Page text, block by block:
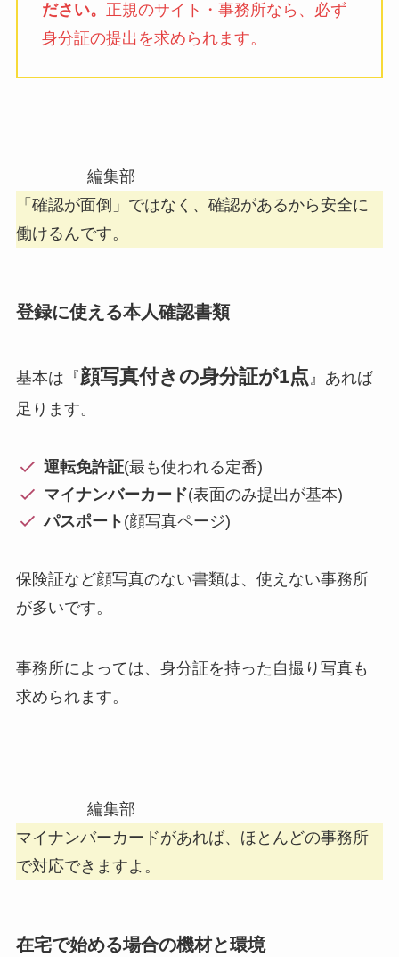
ださい。 正規のサイト・事務所なら、必ず
身分証の提出を求められます。
編集部
「確認が面倒」ではなく、確認があるから安全に
働けるんです。
登録に使える本人確認書類
基本は『顔写真付きの身分証が1点』あれば
足ります。
運転免許証(最も使われる定番)
マイナンバーカード(表面のみ提出が基本)
パスポート (顔写真ページ)
保険証など顔写真のない書類は、使えない事務所
が多いです。
事務所によっては、身分証を持った自撮り写真も
求められます。
編集部
マイナンバーカードがあれば、ほとんどの事務所
で対応できますよ。
在宅で始める場合の機材と環境